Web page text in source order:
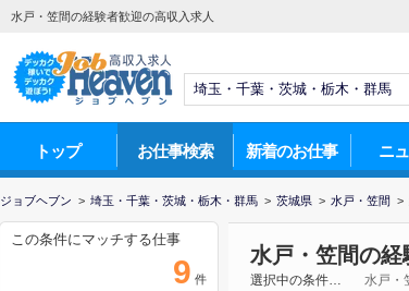
水戸・笠間の経験者歓迎の高収入求人
トップ お仕事検索 新着のお仕事 ニ
ジョブヘブン > 埼玉・千葉・茨城・栃木・群馬 > 茨城県 > 水戸・笠間 >
水戸・笠間の経
選択中の条件… 水戸・
この条件にマッチする仕事
9 件